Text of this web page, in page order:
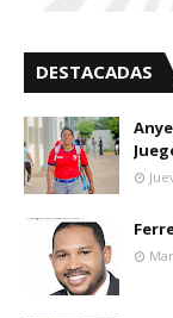
DESTACADAS